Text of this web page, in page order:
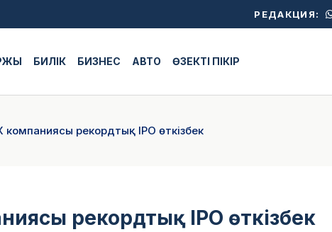
РЕДАКЦИЯ:
БИЛІК БИЗНЕС АВТО ӨЗЕКТІ ПІКІР
компаниясы рекордтық IPO өткізбек
рекордтық IPO өткізбек